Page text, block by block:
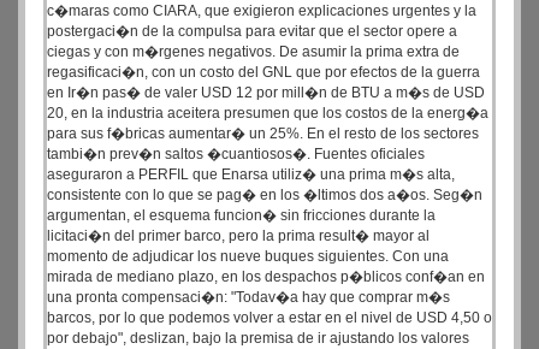
c�maras como CIARA, que exigieron explicaciones urgentes y la
postergaci�n de la compulsa para evitar que el sector opere a
ciegas y con m�rgenes negativos. De asumir la prima extra de
regasificaci�n, con un costo del GNL que por efectos de la guerra
en Ir�n pas� de valer USD 12 por mill�n de BTU a m�s de USD
20, en la industria aceitera presumen que los costos de la energ�a
para sus f�bricas aumentar� un 25%. En el resto de los sectores
tambi�n prev�n saltos �cuantiosos�. Fuentes oficiales
aseguraron a PERFIL que Enarsa utiliz� una prima m�s alta,
consistente con lo que se pag� en los �ltimos dos a�os. Seg�n
argumentan, el esquema funcion� sin fricciones durante la
licitaci�n del primer barco, pero la prima result� mayor al
momento de adjudicar los nueve buques siguientes. Con una
mirada de mediano plazo, en los despachos p�blicos conf�an en
una pronta compensaci�n: "Todav�a hay que comprar m�s
barcos, por lo que podemos volver a estar en el nivel de USD 4,50 o
por debajo", deslizan, bajo la premisa de ir ajustando los valores